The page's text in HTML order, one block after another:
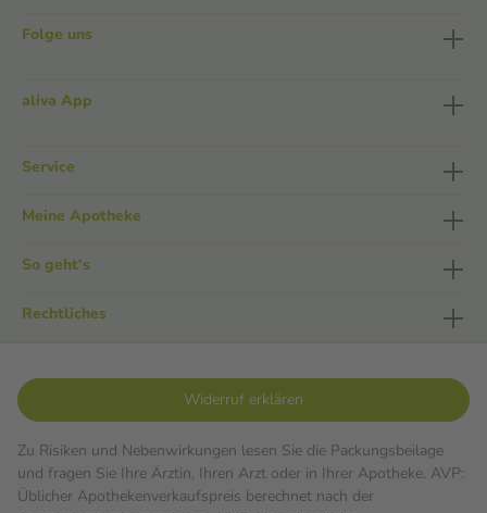
Folge uns
aliva App
Service
Meine Apotheke
So geht's
Rechtliches
Widerruf erklären
Zu Risiken und Nebenwirkungen lesen Sie die Packungsbeilage
und fragen Sie Ihre Ärztin, Ihren Arzt oder in Ihrer Apotheke. AVP:
Üblicher Apothekenverkaufspreis berechnet nach der